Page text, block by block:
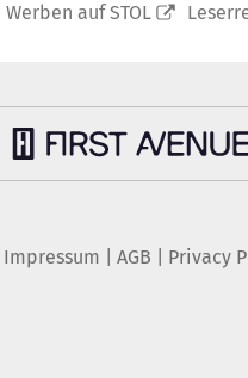
Werben auf STOL
Impressum AGB Privacy